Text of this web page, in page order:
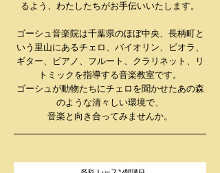
るよう、わたしたちがお手伝いいたします。
ゴーシュ音楽院は千葉県のほぼ中央、長柄町と
いう里山にあるチェロ、バイオリン、ビオラ、
ギター、ピアノ、フルート、クラリネット、リ
トミックを指導する音楽教室です。
ゴーシュが動物たちにチェロを聞かせたあの森
のような清々しい環境で、
音楽と向き合ってみませんか。